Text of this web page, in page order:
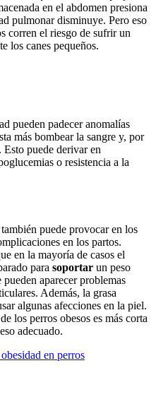
en el abdomen presiona
pulmonar disminuye. Pero eso
corren el riesgo de sufrir un
los canes pequeños.
pueden padecer anomalías
más bombear la sangre y, por
Esto puede derivar en
o resistencia a la
puede provocar en los
en los partos.
en la mayoría de casos el
para soportar un peso
aparecer problemas
Además, la grasa
algunas afecciones en la piel.
los perros obesos es más corta
adecuado.
en perros